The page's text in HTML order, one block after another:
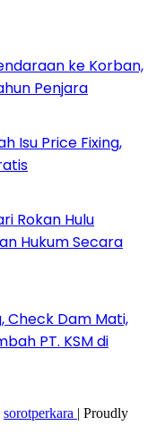
ke Korban,
Penjara
Isu Price Fixing,
Rokan Hulu
Hukum Secara
Check Dam Mati,
PT. KSM di
sorotperkara | Proudly